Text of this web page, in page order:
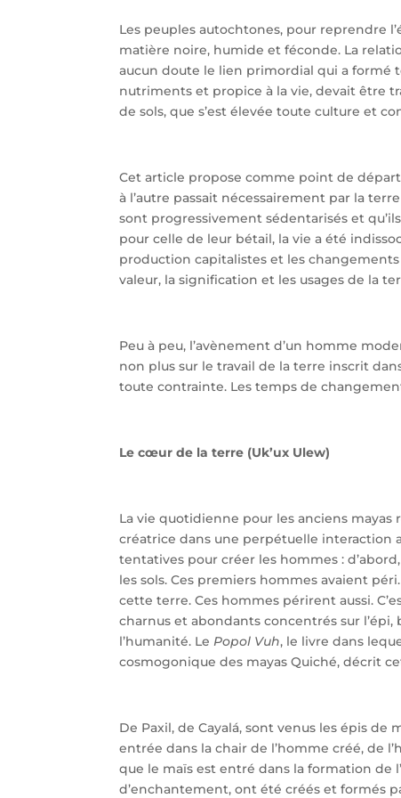
Les peuples autochtones, pour reprendre
matière noire, humide et féconde. La
aucun doute le lien primordial qui a formé
nutriments et propice à la vie, devait être
de sols, que s’est élevée toute culture et
Cet article propose comme point de
à l’autre passait nécessairement par la
sont progressivement sédentarisés et
pour celle de leur bétail, la vie a été
production capitalistes et les
valeur, la signification et les usages de la
Peu à peu, l’avènement d’un homme
non plus sur le travail de la terre inscrit
toute contrainte. Les temps de
Le cœur de la terre (Uk’ux Ulew)
La vie quotidienne pour les anciens
créatrice dans une perpétuelle interaction
tentatives pour créer les hommes :
les sols. Ces premiers hommes avaient
cette terre. Ces hommes périrent aussi.
charnus et abondants concentrés sur
l’humanité. LePopol Vuh, le livre dans
cosmogonique des mayas Quiché, décrit
De Paxil, de Cayalá, sont venus les épis
entrée dans la chair de l’homme créé, de
que le maïs est entré dans la formation de
d’enchantement, ont été créés et formés